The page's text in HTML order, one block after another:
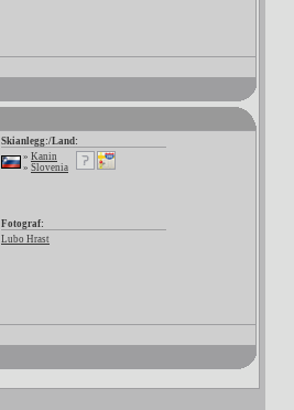
Skianlegg:/Land:
» Kanin
» Slovenia
Fotograf:
Lubo Hrast